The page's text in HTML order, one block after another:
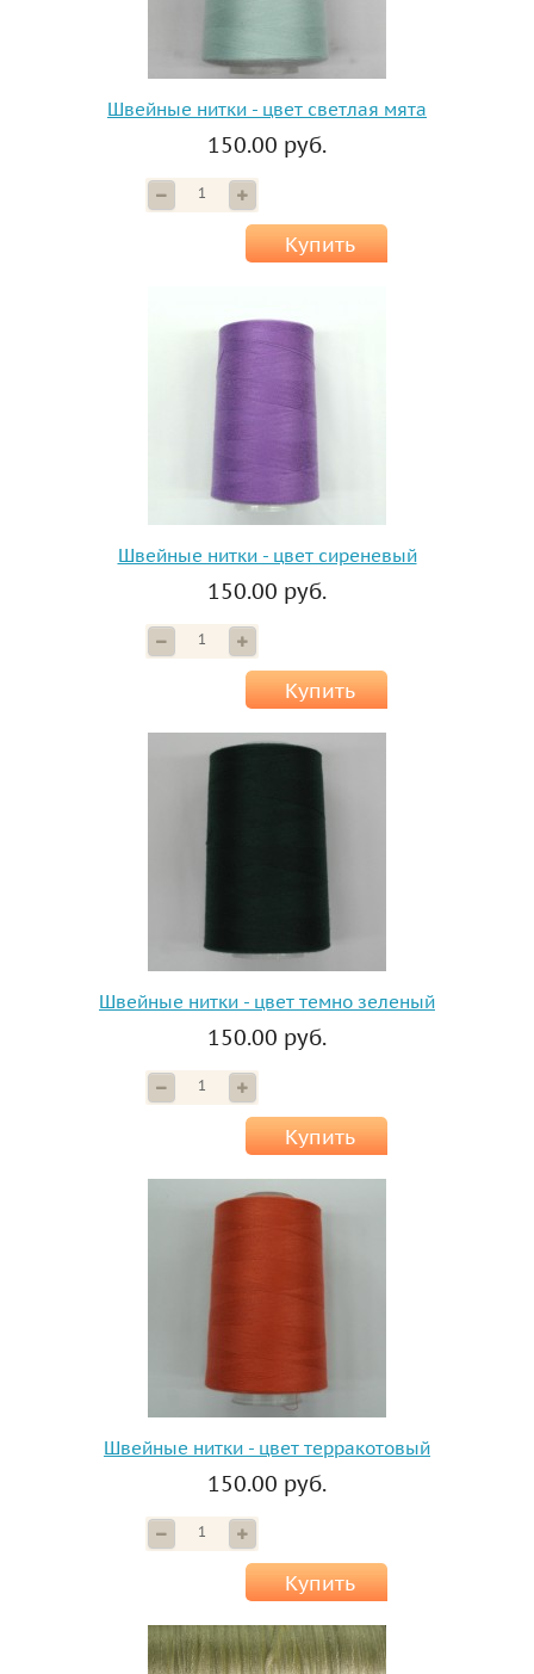
Швейные нитки - цвет светлая мята
150.00 руб.
Купить
Швейные нитки - цвет сиреневый
150.00 руб.
Купить
Швейные нитки - цвет темно зеленый
150.00 руб.
Купить
Швейные нитки - цвет терракотовый
150.00 руб.
Купить